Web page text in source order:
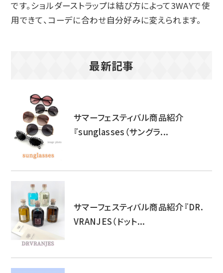
です。ショルダーストラップは結び方によって3WAYで使
用できて、コーデに合わせ自分好みに変えられます。
最新記事
サマーフェスティバル商品紹介
『sunglasses（サングラ...
サマーフェスティバル商品紹介『DR.
VRANJES（ドット...